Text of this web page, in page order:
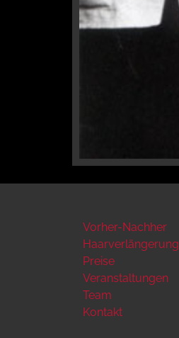
Vorher-Nachher
Haarverlängerung
Preise
Veranstaltungen
Team
Kontakt